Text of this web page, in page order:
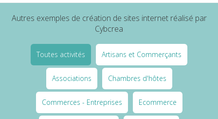
Autres exemples de création de sites internet réalisé par
Cybcrea
Toutes activités Artisans et Commerçants
Associations Chambres d'hôtes
Commerces - Entreprises Ecommerce